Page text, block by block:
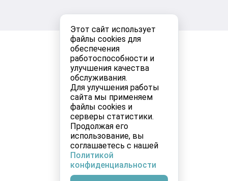
Этот сайт использует
файлы cookies для
обеспечения
работоспособности и
улучшения качества
обслуживания.
Для улучшения работы
сайта мы применяем
файлы cookies и
серверы статистики.
Продолжая его
использование, вы
соглашаетесь с нашей
Политикой
конфиденциальности